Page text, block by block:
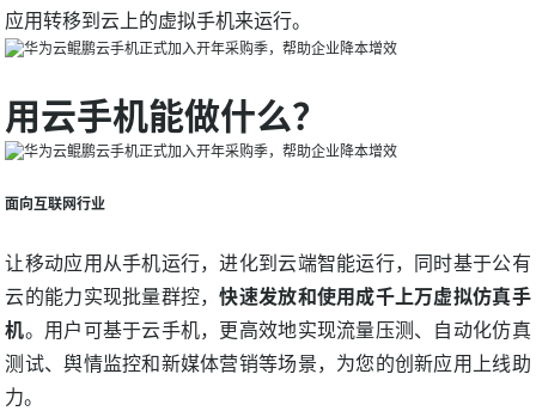
应用转移到云上的虚拟手机来运行。
用云手机能做什么？
面向互联网行业
让移动应用从手机运行，进化到云端智能运行，同时基于公有
云的能力实现批量群控，快速发放和使用成千上万虚拟仿真手
机。用户可基于云手机，更高效地实现流量压测、自动化仿真
测试、舆情监控和新媒体营销等场景，为您的创新应用上线助
力。